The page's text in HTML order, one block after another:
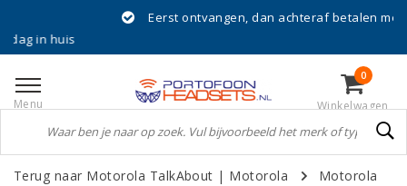
Eerst ontvangen, dan achteraf betalen met Klarna!
Menu
0
Winkelwagen
Terug naar Motorola TalkAbout | Motorola
Motorola